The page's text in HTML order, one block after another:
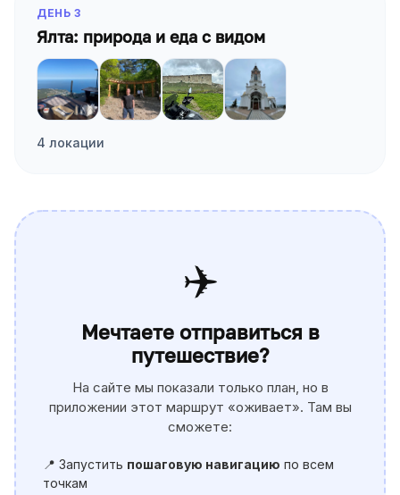
ДЕНЬ 3
Ялта: природа и еда с видом
4 локации
✈️
Мечтаете отправиться в
путешествие?
На сайте мы показали только план, но в
приложении этот маршрут «оживает». Там вы
сможете:
📍 Запустить пошаговую навигацию по всем
точкам